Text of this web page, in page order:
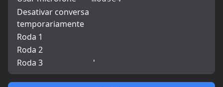
Desativar conversa
temporariamente
Roda 1
Roda 2
Roda 3
'